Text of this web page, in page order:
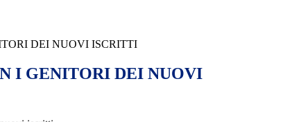
DEI NUOVI ISCRITTI
I GENITORI DEI NUOVI